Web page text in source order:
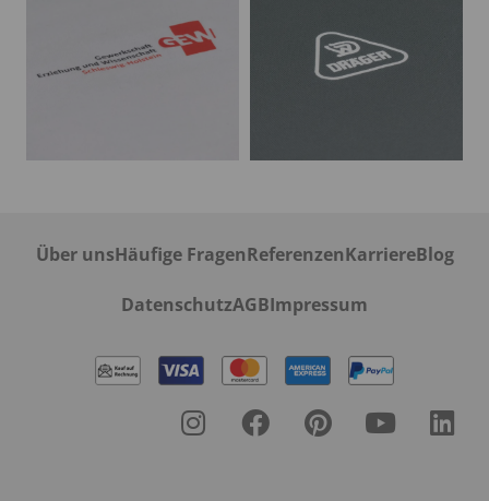
Über unsHäufige FragenReferenzenKarriereBlog
DatenschutzAGBImpressum